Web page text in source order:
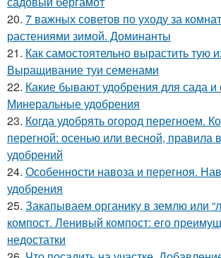
20. 7 важных советов по уходу за
растениями зимой. Доминанты
21. Как самостоятельно вырастить тую
Выращивание туи семенами
22. Какие бывают удобрения для сада и
Минеральные удобрения
23. Когда удобрять огород перегноем.
перегной: осенью или весной, правила
удобрений
24. Особенности навоза и перегноя.
удобрения
25. Закапываем органику в землю или
компост. Ленивый компост: его
недостатки